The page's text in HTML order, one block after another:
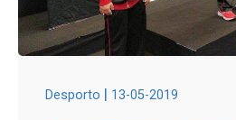
Desporto | 13-05-2019